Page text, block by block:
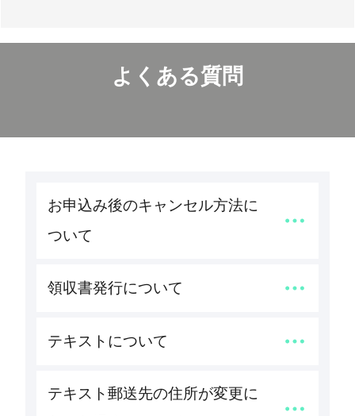
よくある質問
お申込み後のキャンセル方法に
ついて
領収書発行について
テキストについて
テキスト郵送先の住所が変更に